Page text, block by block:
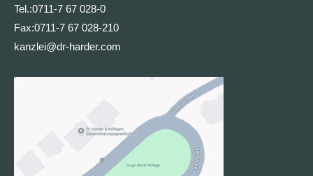
Tel.:0711-7 67 028-0
Fax:0711-7 67 028-210
kanzlei@dr-harder.com